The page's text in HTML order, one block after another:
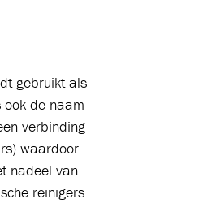
gebruikt als
de naam
verbinding
waardoor
nadeel van
reinigers